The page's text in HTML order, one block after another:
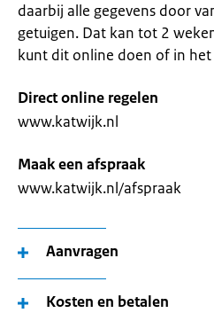
daarbij alle gegevens door
getuigen. Dat kan tot 2
kunt dit online doen of in het
Direct online regelen
www.katwijk.nl
Maak een afspraak
www.katwijk.nl/afspraak
Aanvragen
Kosten en betalen